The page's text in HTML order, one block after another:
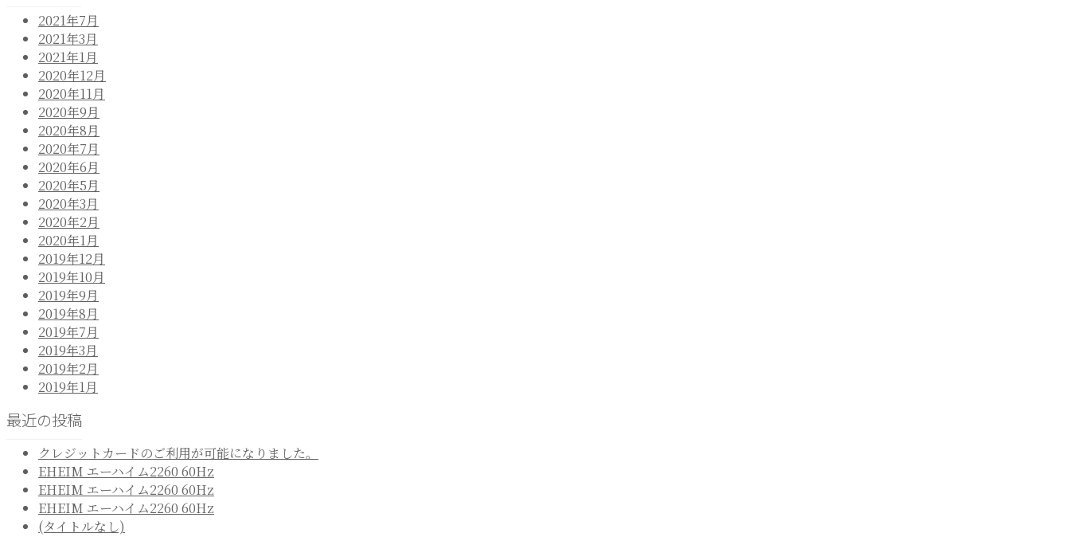
2021年7月
2021年3月
2021年1月
2020年12月
2020年11月
2020年9月
2020年8月
2020年7月
2020年6月
2020年5月
2020年3月
2020年2月
2020年1月
2019年12月
2019年10月
2019年9月
2019年8月
2019年7月
2019年3月
2019年2月
2019年1月
最近の投稿
クレジットカードのご利用が可能になりました。
EHEIM エーハイム2260 60Hz
EHEIM エーハイム2260 60Hz
EHEIM エーハイム2260 60Hz
(タイトルなし)